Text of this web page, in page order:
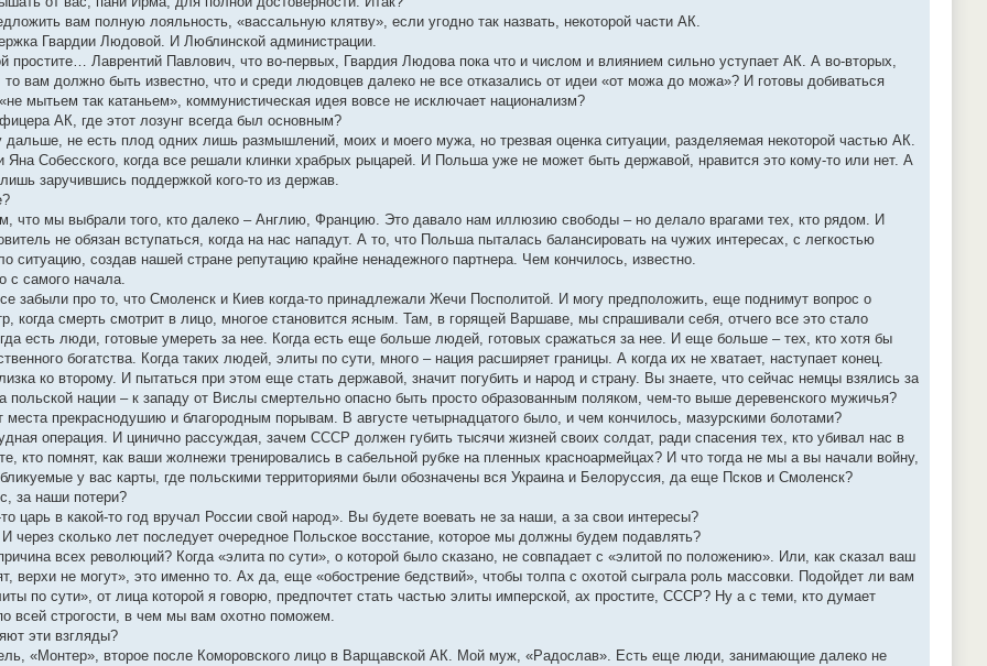
вам полную лояльность, «вассальную клятву», если угодно так назвать, некоторой части АК.
Гвардии Людовой. И Люблинской администрации.
простите… Лаврентий Павлович, что во-первых, Гвардия Людова пока что и числом и влиянием сильно уступает АК. А во-вторых,
вам должно быть известно, что и среди людовцев далеко не все отказались от идеи «от можа до можа»? И готовы добиваться
мытьем так катаньем», коммунистическая идея вовсе не исключает национализм?
АК, где этот лозунг всегда был основным?
дальше, не есть плод одних лишь размышлений, моих и моего мужа, но трезвая оценка ситуации, разделяемая некоторой частью АК.
Яна Собесского, когда все решали клинки храбрых рыцарей. И Польша уже не может быть державой, нравится это кому-то или нет. А
заручившись поддержкой кого-то из держав.
что мы выбрали того, кто далеко – Англию, Францию. Это давало нам иллюзию свободы – но делало врагами тех, кто рядом. И
не обязан вступаться, когда на нас нападут. А то, что Польша пыталась балансировать на чужих интересах, с легкостью
ситуацию, создав нашей стране репутацию крайне ненадежного партнера. Чем кончилось, известно.
с самого начала.
забыли про то, что Смоленск и Киев когда-то принадлежали Жечи Посполитой. И могу предположить, еще поднимут вопрос о
когда смерть смотрит в лицо, многое становится ясным. Там, в горящей Варшаве, мы спрашивали себя, отчего все это стало
есть люди, готовые умереть за нее. Когда есть еще больше людей, готовых сражаться за нее. И еще больше – тех, кто хотя бы
богатства. Когда таких людей, элиты по сути, много – нация расширяет границы. А когда их не хватает, наступает конец.
ко второму. И пытаться при этом еще стать державой, значит погубить и народ и страну. Вы знаете, что сейчас немцы взялись за
польской нации – к западу от Вислы смертельно опасно быть просто образованным поляком, чем-то выше деревенского мужичья?
места прекраснодушию и благородным порывам. В августе четырнадцатого было, и чем кончилось, мазурскими болотами?
операция. И цинично рассуждая, зачем СССР должен губить тысячи жизней своих солдат, ради спасения тех, кто убивал нас в
кто помнят, как ваши жолнежи тренировались в сабельной рубке на пленных красноармейцах? И что тогда не мы а вы начали войну,
у вас карты, где польскими территориями были обозначены вся Украина и Белоруссия, да еще Псков и Смоленск?
за наши потери?
царь в какой-то год вручал России свой народ». Вы будете воевать не за наши, а за свои интересы?
через сколько лет последует очередное Польское восстание, которое мы должны будем подавлять?
всех революций? Когда «элита по сути», о которой было сказано, не совпадает с «элитой по положению». Или, как сказал ваш
верхи не могут», это именно то. Ах да, еще «обострение бедствий», чтобы толпа с охотой сыграла роль массовки. Подойдет ли вам
по сути», от лица которой я говорю, предпочтет стать частью элиты имперской, ах простите, СССР? Ну а с теми, кто думает
всей строгости, в чем мы вам охотно поможем.
эти взгляды?
«Монтер», второе после Коморовского лицо в Варщавской АК. Мой муж, «Радослав». Есть еще люди, занимающие далеко не